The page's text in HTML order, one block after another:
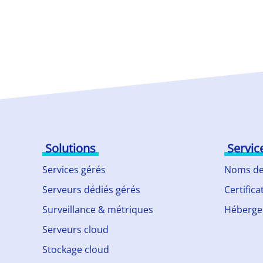
Solutions
Services gérés
Serveurs dédiés gérés
Surveillance & métriques
Serveurs cloud
Stockage cloud
Noms